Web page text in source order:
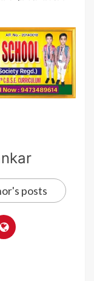
posts